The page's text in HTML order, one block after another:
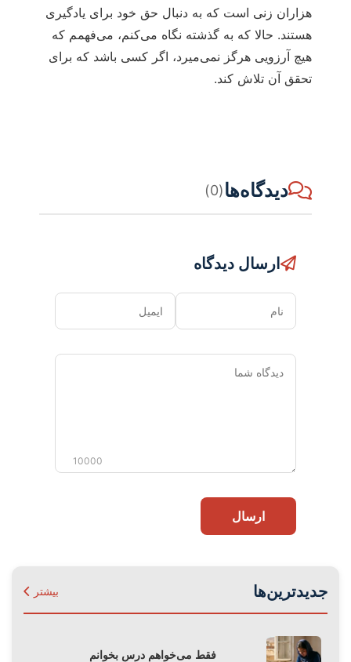
هزاران زنی است که به دنبال حق خود برای یادگیری
هستند. حالا که به گذشته نگاه می‌کنم، می‌فهمم که
هیچ آرزویی هرگز نمی‌میرد، اگر کسی باشد که برای
تحقق آن تلاش کند.
دیدگاه‌ها(0)
ارسال دیدگاه
نام ایمیل
دیدگاه
10000
ارسال
جدیدترین‌ها بیشتر
فقط می‌‌خواهم درس بخوانم